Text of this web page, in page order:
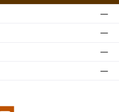
1 Pro auch ohne optionale
installieren. Sie ist